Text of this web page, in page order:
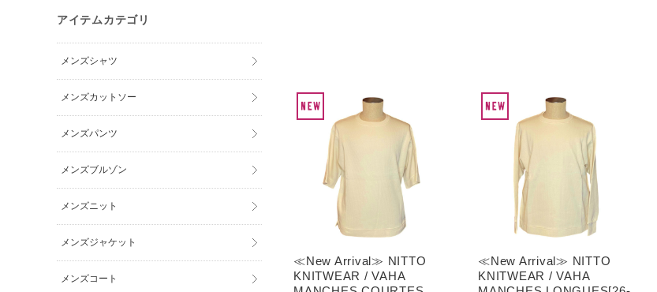
≪New Arrival≫ NITTO
KNITWEAR / VAHA
≪New Arrival≫ NITTO
KNITWEAR / VAHA
アイテムカテゴリ
メンズシャツ
メンズカットソー
メンズパンツ
メンズブルゾン
メンズニット
メンズジャケット
メンズコート